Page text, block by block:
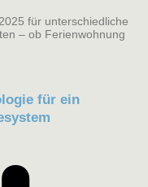
für unterschiedliche
– ob Ferienwohnung
für ein